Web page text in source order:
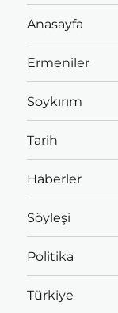
Anasayfa
Ermeniler
Soykırım
Tarih
Haberler
Söyleşi
Politika
Türkiye